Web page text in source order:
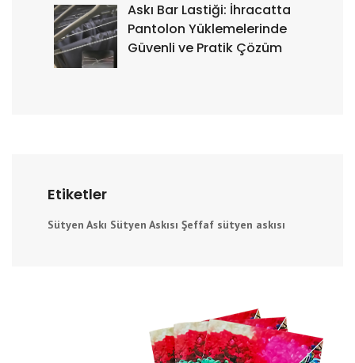
Askı Bar Lastiği: İhracatta
Pantolon Yüklemelerinde
Güvenli ve Pratik Çözüm
Etiketler
Sütyen Askı Sütyen Askısı Şeffaf sütyen askısı